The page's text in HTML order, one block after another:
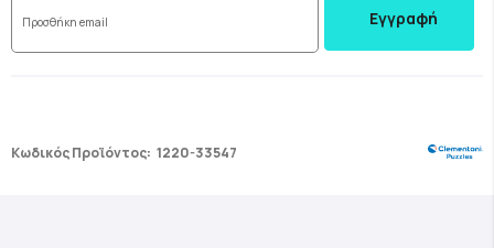
Εγγραφή
Κωδικός Προϊόντος: 1220-33547